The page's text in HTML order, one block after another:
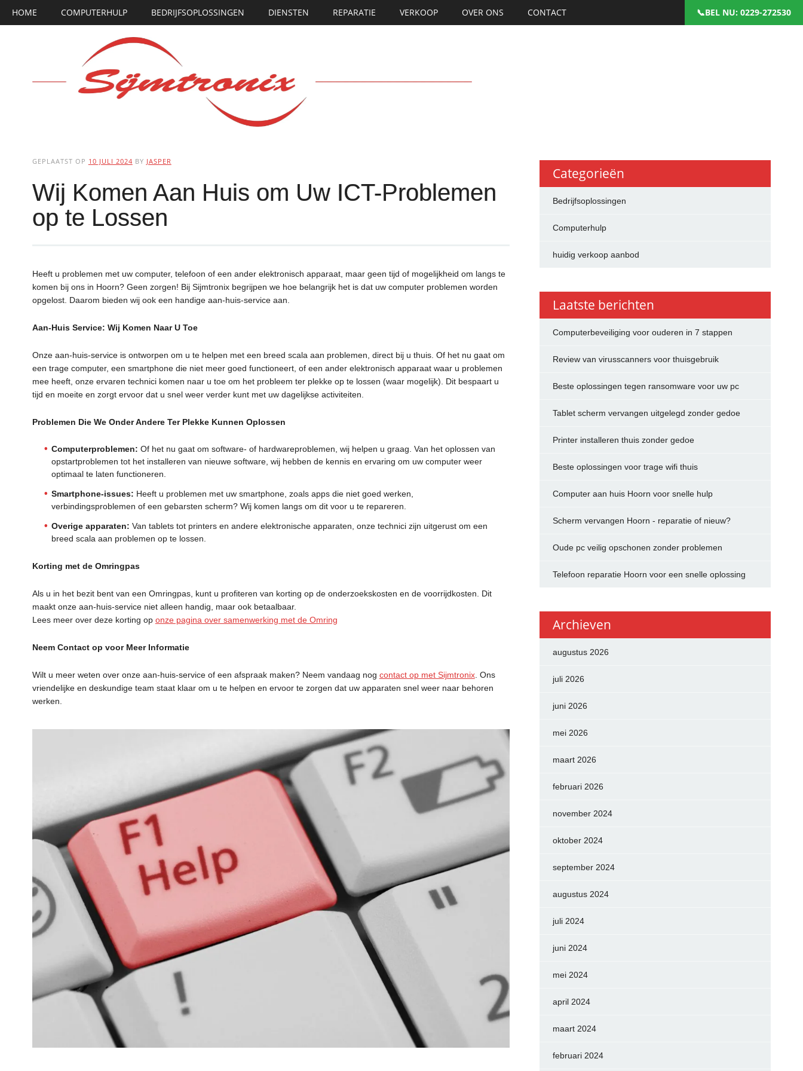
Hoofdmenu
HOME COMPUTERHULP BEDRIJFSOPLOSSINGEN DIENSTEN REPARATIE VERKOOP OVER ONS CONTACT : 0229-272530
GEPLAATST OP 10 JULI 2024 BY JASPER
Wij Komen Aan Huis om Uw ICT-Problemen
op te Lossen
Heeft u problemen met uw computer, telefoon of een ander elektronisch apparaat, maar geen tijd of mogelijkheid om langs te
komen bij ons in Hoorn? Geen zorgen! Bij Sijmtronix begrijpen we hoe belangrijk het is dat uw computer problemen worden
opgelost. Daarom bieden wij ook een handige aan-huis-service aan.
Aan-Huis Service: Wij Komen Naar U Toe
Onze aan-huis-service is ontworpen om u te helpen met een breed scala aan problemen, direct bij u thuis. Of het nu gaat om
een trage computer, een smartphone die niet meer goed functioneert, of een ander elektronisch apparaat waar u problemen
mee heeft, onze ervaren technici komen naar u toe om het probleem ter plekke op te lossen (waar mogelijk). Dit bespaart u
tijd en moeite en zorgt ervoor dat u snel weer verder kunt met uw dagelijkse activiteiten.
Problemen Die We Onder Andere Ter Plekke Kunnen Oplossen
Computerproblemen: Of het nu gaat om software- of hardwareproblemen, wij helpen u graag. Van het oplossen van
opstartproblemen tot het installeren van nieuwe software, wij hebben de kennis en ervaring om uw computer weer
optimaal te laten functioneren.
Smartphone-issues: Heeft u problemen met uw smartphone, zoals apps die niet goed werken,
verbindingsproblemen of een gebarsten scherm? Wij komen langs om dit voor u te repareren.
Overige apparaten: Van tablets tot printers en andere elektronische apparaten, onze technici zijn uitgerust om een
breed scala aan problemen op te lossen.
Korting met de Omringpas
Als u in het bezit bent van een Omringpas, kunt u profiteren van korting op de onderzoekskosten en de voorrijdkosten. Dit
maakt onze aan-huis-service niet alleen handig, maar ook betaalbaar.
Lees meer over deze korting op onze pagina over samenwerking met de Omring
Neem Contact op voor Meer Informatie
Wilt u meer weten over onze aan-huis-service of een afspraak maken? Neem vandaag nog contact op met Sijmtronix. Ons
vriendelijke en deskundige team staat klaar om u te helpen en ervoor te zorgen dat uw apparaten snel weer naar behoren
werken.
Categorieën
Bedrijfsoplossingen
Computerhulp
huidig verkoop aanbod
Laatste berichten
Computerbeveiliging voor ouderen in 7 stappen
Review van virusscanners voor thuisgebruik
Beste oplossingen tegen ransomware voor uw pc
Tablet scherm vervangen uitgelegd zonder gedoe
Printer installeren thuis zonder gedoe
Beste oplossingen voor trage wifi thuis
Computer aan huis Hoorn voor snelle hulp
Scherm vervangen Hoorn - reparatie of nieuw?
Oude pc veilig opschonen zonder problemen
Telefoon reparatie Hoorn voor een snelle oplossing
Archieven
augustus 2026
juli 2026
juni 2026
mei 2026
maart 2026
februari 2026
november 2024
oktober 2024
september 2024
augustus 2024
juli 2024
juni 2024
mei 2024
april 2024
maart 2024
februari 2024